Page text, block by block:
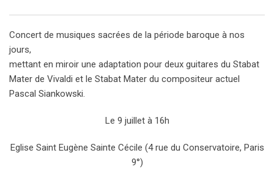
Concert de musiques sacrées de la période baroque à nos
jours,
mettant en miroir une adaptation pour deux guitares du Stabat
Mater de Vivaldi et le Stabat Mater du compositeur actuel
Pascal Siankowski.
Le 9 juillet à 16h
Eglise Saint Eugène Sainte Cécile (4 rue du Conservatoire, Paris
9°)